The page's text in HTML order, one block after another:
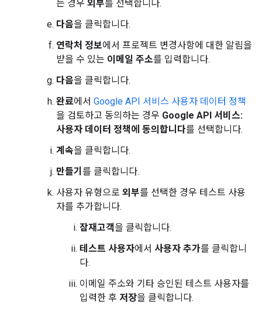
는 경우 외부를 선택합니다.
다음을 클릭합니다.
연락처 정보에서 프로젝트 변경사항에 대한 알림을
받을 수 있는 이메일 주소를 입력합니다.
다음을 클릭합니다.
완료에서 Google API 서비스 사용자 데이터 정책
을 검토하고 동의하는 경우 Google API 서비스:
사용자 데이터 정책에 동의합니다를 선택합니다.
계속을 클릭합니다.
만들기 를 클릭합니다.
사용자 유형으로 외부를 선택한 경우 테스트 사용
자를 추가합니다.
잠재고객을 클릭합니다.
테스트 사용자에서 사용자 추가를 클릭합니
다.
이메일 주소와 기타 승인된 테스트 사용자를
입력한 후 저장을 클릭합니다.